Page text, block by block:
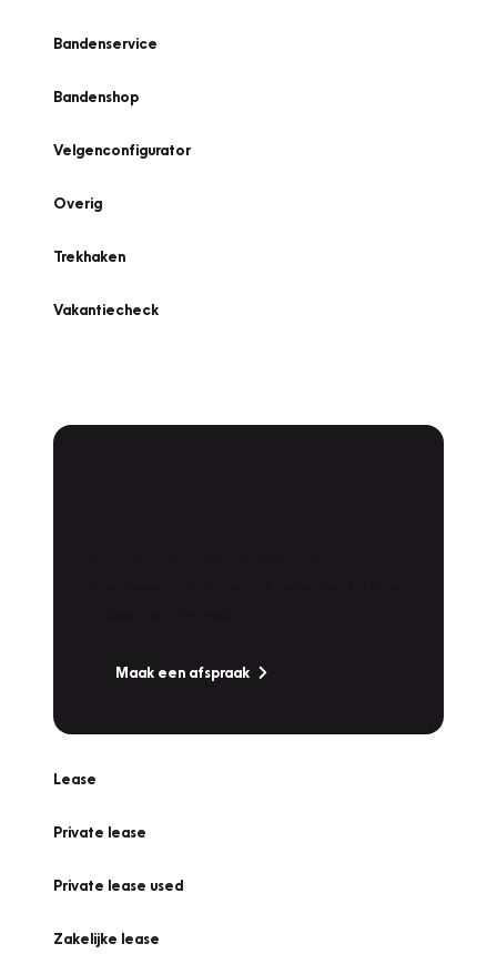
Bandenservice
Bandenshop
Velgenconfigurator
Overig
Trekhaken
Vakantiecheck
Maak een afspraak
Lease
Private lease
Private lease used
Zakelijke lease